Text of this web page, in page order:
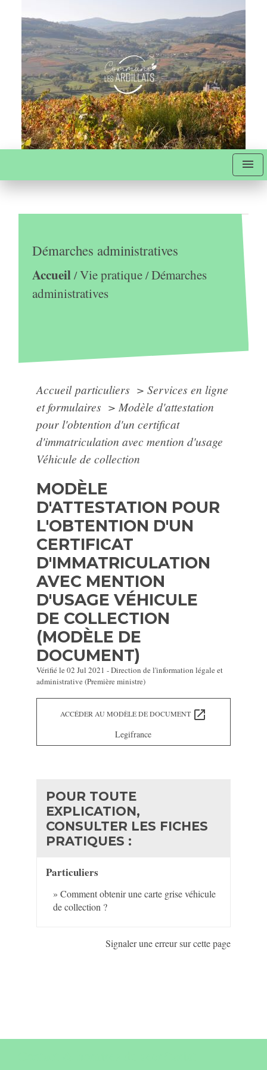
menu
Démarches administratives
Accueil/Vie pratique/Démarches
administratives
Accueil particuliers > Services en ligne
et formulaires > Modèle d'attestation
pour l'obtention d'un certificat
d'immatriculation avec mention d'usage
Véhicule de collection
MODÈLE
D'ATTESTATION POUR
L'OBTENTION D'UN
CERTIFICAT
D'IMMATRICULATION
AVEC MENTION
D'USAGE VÉHICULE
DE COLLECTION
(MODÈLE DE
DOCUMENT)
Vérifié le 02 Jul 2021 - Direction de l'information légale et
administrative (Première ministre)
ACCÉDER AU MODÈLE DE DOCUMENT open_in_new
Legifrance
POUR TOUTE
EXPLICATION,
CONSULTER LES FICHES
PRATIQUES :
Particuliers
Comment obtenir une carte grise véhicule
de collection ?
Signaler une erreur sur cette page